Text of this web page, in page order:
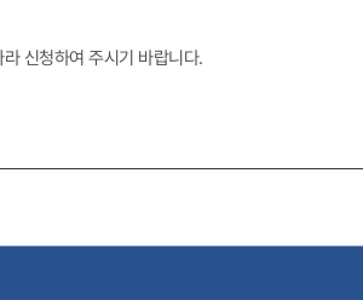
신청하여 주시기 바랍니다.